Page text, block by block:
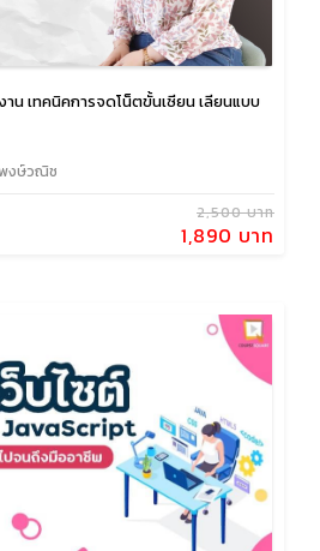
น เทคนิคการจดโน็ตขั้นเซียน เลียนแบบ
งษ์วณิช
2,500 บาท
1,890 บาท